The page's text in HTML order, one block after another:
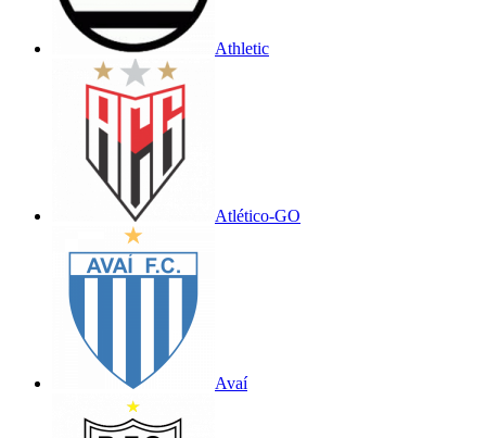
Athletic
Atlético-GO
Avaí